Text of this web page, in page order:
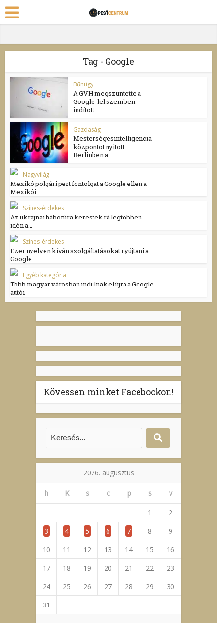
Tag - Google
Bűnügy
A GVH megszüntette a
Google-lel szemben
indított...
Gazdaság
Mesterségesintelligencia-
központot nyitott
Berlinben a...
Nagyvilág
Mexikó polgári pert fontolgat a Google ellen a
Mexikói...
Színes-érdekes
Az ukrajnai háborúra kerestek rá legtöbben
idén a...
Színes-érdekes
Ezer nyelven kíván szolgáltatásokat nyújtani a
Google
Egyéb kategória
Több magyar városban indulnak el újra a Google
autói
Kövessen minket Facebookon!
2026. augusztus
h K s c p s v
1
2
3
4 5 6 7 8
9
10
11 12 13 14 15
16
17
18 19 20 21 22
23
24
25 26 27 28 29
30
31